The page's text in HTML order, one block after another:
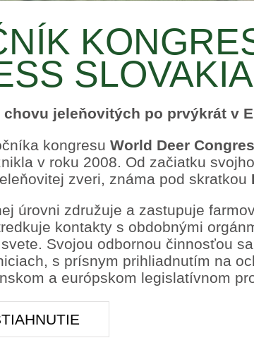
jeleňovitých po prvýkrát v
kongresuWorld Deer
v roku 2008. Od začiatku
zveri, známa pod skratkou
úrovni združuje a zastupuje
kontakty s obdobnými
Svojou odbornou činnosťou
s prísnym prihliadnutím na
a európskom legislatívnom